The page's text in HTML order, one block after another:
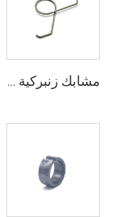
مشابك زنبركية مزدوجة التواء مصنوعة من الفولاذ المقاوم للصدأ بتشكيل السلك من مصنع معتمد حسب معيار ISO